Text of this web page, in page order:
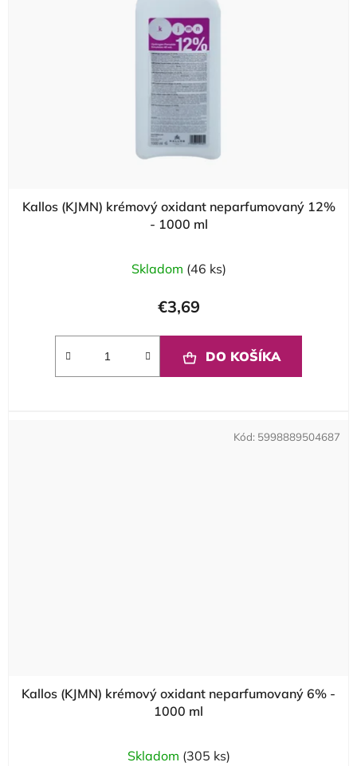
Kallos (KJMN) krémový oxidant neparfumovaný 12%
- 1000 ml
Skladom (46 ks)
€3,69
DO KOŠÍKA
Kallos (KJMN) krémový oxidant neparfumovaný 6% -
1000 ml
Skladom (305 ks)
Kód: 5998889504687